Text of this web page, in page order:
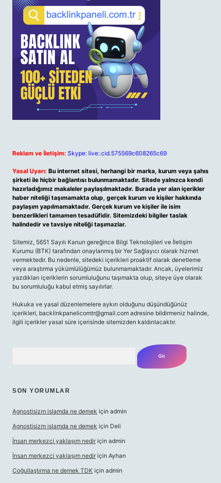
Reklam ve İletişim: Skype: live:.cid.575569c608265c69
Yasal Uyarı: Bu internet sitesi, herhangi bir marka, kurum veya şahıs
şirketi ile hiçbir bağlantısı bulunmamaktadır. Sitede yalnızca kendi
hazırladığımız makaleler paylaşılmaktadır. Burada yer alan içerikler
haber niteliği taşımamakta olup, gerçek kurum ve kişiler hakkında
paylaşım yapılmamaktadır. Gerçek kurum ve kişiler ile isim
benzerlikleri tamamen tesadüfidir. Sitemizdeki bilgiler taslak
halindedir ve tavsiye niteliği taşımazlar.
Sitemiz, 5651 Sayılı Kanun gereğince Bilgi Teknolojileri ve İletişim
Kurumu (BTK) tarafından onaylanmış bir Yer Sağlayıcı olarak hizmet
vermektedir. Bu nedenle, sitedeki içerikleri proaktif olarak denetleme
veya araştırma yükümlülüğümüz bulunmamaktadır. Ancak, üyelerimiz
yazdıkları içeriklerin sorumluluğunu taşımakta olup, siteye üye olarak
bu sorumluluğu kabul etmiş sayılırlar.
Hukuka ve yasal düzenlemelere aykırı olduğunu düşündüğünüz
içerikleri, backlinkpanelicomtr@gmail.com adresine bildirmeniz halinde,
ilgili içerikler yasal süre içerisinde sitemizden kaldırılacaktır.
SON YORUMLAR
Agnostisizm islamda ne demek için admin
Agnostisizm islamda ne demek için Deli
İnsan merkezci yaklaşım nedir için admin
İnsan merkezci yaklaşım nedir için Ayhan
Çoğullaştırma ne demek TDK için admin